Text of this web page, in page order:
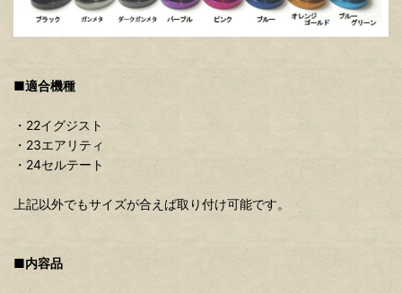
■適合機種
・22イグジスト
・23エアリティ
・24セルテート
上記以外でもサイズが合えば取り付け可能です。
■内容品